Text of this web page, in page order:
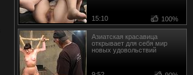
15:10 100%
Азиатская красавица
открывает для себя мир
новых удовольствий